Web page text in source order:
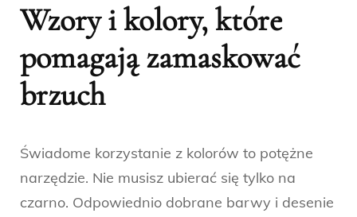
Wzory i kolory, które
pomagają zamaskować
brzuch
Świadome korzystanie z kolorów to potężne
narzędzie. Nie musisz ubierać się tylko na
czarno. Odpowiednio dobrane barwy i desenie